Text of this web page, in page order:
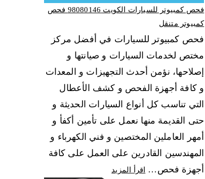
فحص كمبيوتر للسيارات الكويت 98080146‬ فحص
كمبيوتر متنقل
فحص كمبيوتر للسيارات في أفضل مركز
مختص لخدمات السيارات و صيانتها و
إصلاحها، نؤمن أحدث التجهيزات و المعدات
و كافة أجهزة الفحص و كشف الأعطال
التي تناسب كل أنواع السيارات الحديثة و
حتى القديمة منها نعمل على تأمين أكفأ و
أمهر العاملين المختصين و فني الكهرباء و
المهندسين القادرين على العمل على كافة
أجهزة فحص…
اقرأ المزيد